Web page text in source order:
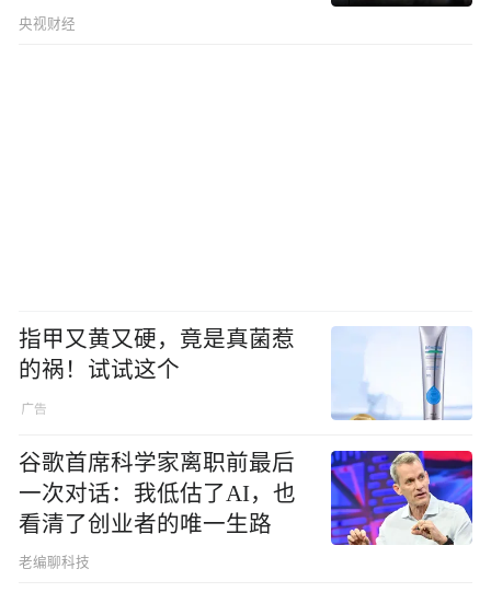
央视财经
指甲又黄又硬，竟是真菌惹
的祸！试试这个
谷歌首席科学家离职前最后
一次对话：我低估了AI，也
看清了创业者的唯一生路
老编聊科技